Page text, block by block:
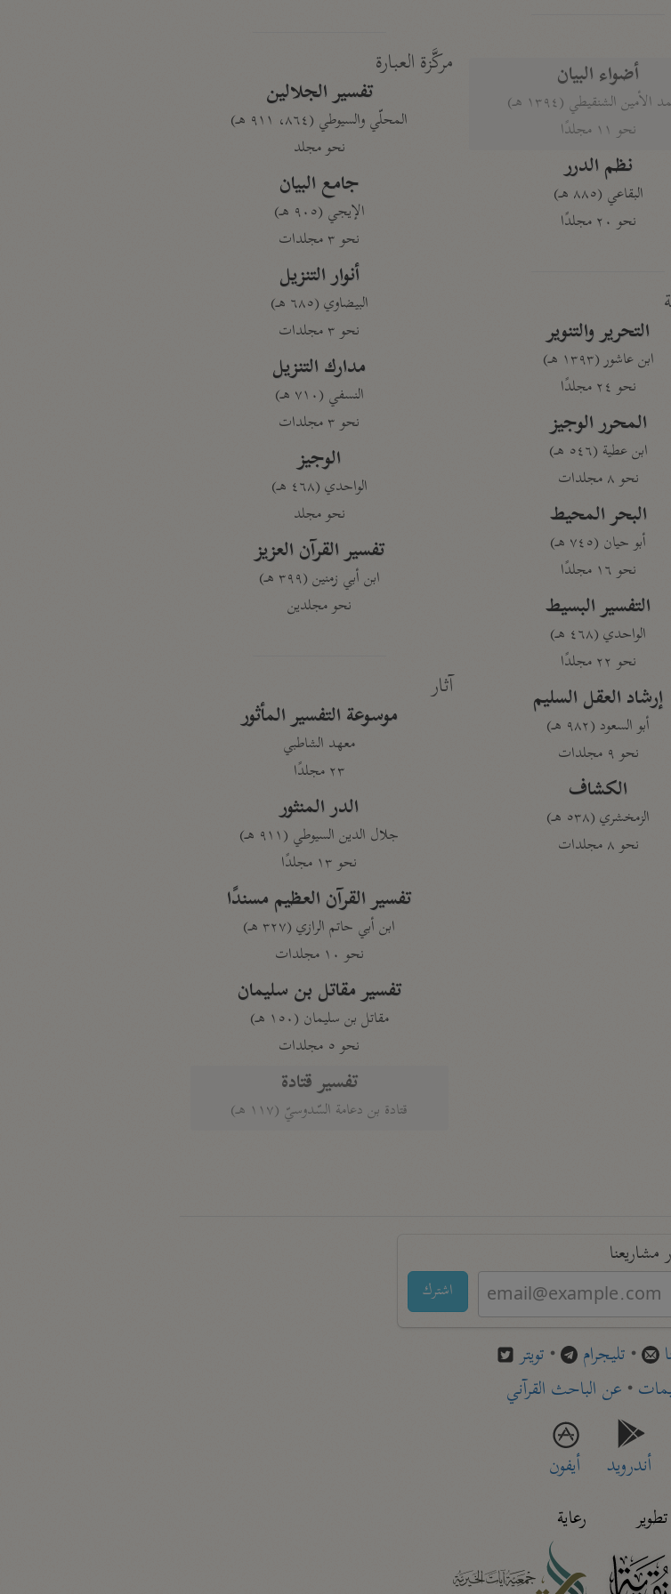
أضواء البيان
الشنقيطي (١٣٩٤ هـ)
نحو ١١ مجلدًا
نظم الدرر
البقاعي (٨٨٥ هـ)
نحو ٢٠ مجلدًا
التحرير والتنوير
ابن عاشور (١٣٩٣ هـ)
نحو ٢٤ مجلدًا
المحرر الوجيز
ابن عطية (٥٤٦ هـ)
نحو ٨ مجلدات
البحر المحيط
أبو حيان (٧٤٥ هـ)
نحو ١٦ مجلدًا
التفسير البسيط
الواحدي (٤٦٨ هـ)
نحو ٢٢ مجلدًا
إرشاد العقل السليم
أبو السعود (٩٨٢ هـ)
نحو ٩ مجلدات
الكشاف
الزمخشري (٥٣٨ هـ)
نحو ٨ مجلدات
مركَّزة العبارة
تفسير الجلالين
المحلّي والسيوطي (٨٦٤، ٩١١ هـ)
نحو مجلد
جامع البيان
الإيجي (٩٠٥ هـ)
نحو ٣ مجلدات
أنوار التنزيل
البيضاوي (٦٨٥ هـ)
نحو ٣ مجلدات
مدارك التنزيل
النسفي (٧١٠ هـ)
نحو ٣ مجلدات
الوجيز
الواحدي (٤٦٨ هـ)
نحو مجلد
تفسير القرآن العزيز
ابن أبي زمنين (٣٩٩ هـ)
نحو مجلدين
آثار
موسوعة التفسير المأثور
معهد الشاطبي
٢٣ مجلدًا
الدر المنثور
جلال الدين السيوطي (٩١١ هـ)
نحو ١٣ مجلدًا
تفسير القرآن العظيم مسندًا
ابن أبي حاتم الرازي (٣٢٧ هـ)
نحو ١٠ مجلدات
تفسير مقاتل بن سليمان
مقاتل بن سليمان (١٥٠ هـ)
نحو ٥ مجلدات
تفسير قتادة
قتادة بن دعامة السّدوسيّ (١١٧ هـ)
اشترك
• تليجرام • تويتر
• عن الباحث القرآني
أندرويد
أيفون
تطوير
رعاية